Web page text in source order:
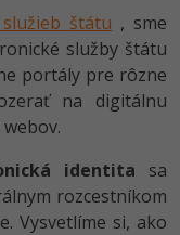
štátu , sme
služby štátu
portály pre rôzne
na digitálnu
identita sa
rozcestníkom
Vysvetlíme si, ako